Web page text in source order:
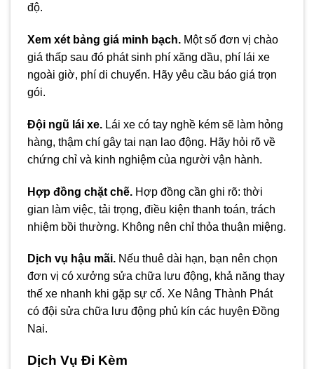
độ.
Xem xét bảng giá minh bạch. Một số đơn vị chào
giá thấp sau đó phát sinh phí xăng dầu, phí lái xe
ngoài giờ, phí di chuyển. Hãy yêu cầu báo giá trọn
gói.
Đội ngũ lái xe. Lái xe có tay nghề kém sẽ làm hỏng
hàng, thậm chí gây tai nạn lao động. Hãy hỏi rõ về
chứng chỉ và kinh nghiệm của người vận hành.
Hợp đồng chặt chẽ. Hợp đồng cần ghi rõ: thời
gian làm việc, tải trọng, điều kiện thanh toán, trách
nhiệm bồi thường. Không nên chỉ thỏa thuận miệng.
Dịch vụ hậu mãi. Nếu thuê dài hạn, bạn nên chọn
đơn vị có xưởng sửa chữa lưu động, khả năng thay
thế xe nhanh khi gặp sự cố. Xe Nâng Thành Phát
có đội sửa chữa lưu động phủ kín các huyện Đồng
Nai.
Dịch Vụ Đi Kèm